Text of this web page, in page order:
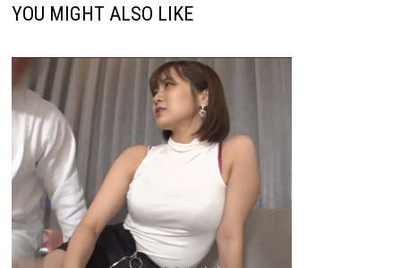
YOU MIGHT ALSO LIKE